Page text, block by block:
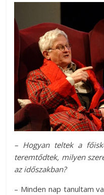
– Hogyan teltek a
teremtődtek, milyen
az időszakban?
– Minden nap tanultam